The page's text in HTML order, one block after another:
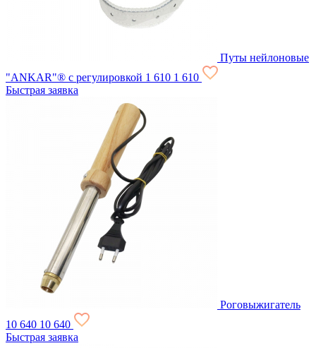
Путы нейлоновые
"ANKAR"® с регулировкой 1 610 1 610
Быстрая заявка
Роговыжигатель
10 640 10 640
Быстрая заявка